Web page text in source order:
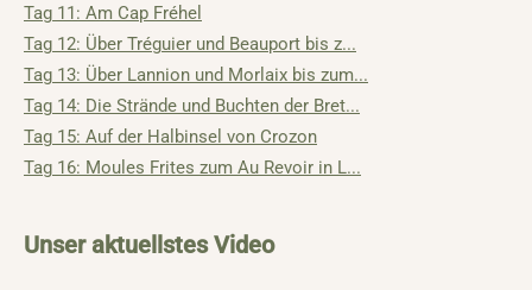
Tag 11: Am Cap Fréhel
Tag 12: Über Tréguier und Beauport bis z...
Tag 13: Über Lannion und Morlaix bis zum...
Tag 14: Die Strände und Buchten der Bret...
Tag 15: Auf der Halbinsel von Crozon
Tag 16: Moules Frites zum Au Revoir in L...
Unser aktuellstes Video